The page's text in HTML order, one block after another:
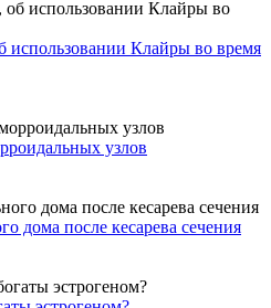
использовании Клайры во время
узлов
дома после кесарева сечения